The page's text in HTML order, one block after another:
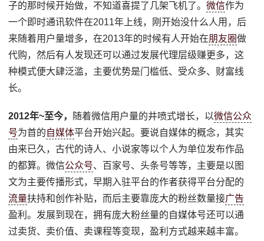
子的那时候开始做，不知道喜提了几架飞机了。微信作为
一个即时通讯软件在2011年上线，刚开始没什么人用，后
来随着用户量增多，在2013年的时候有人开始在朋友圈做
代购，然后有人发现还可以通过发展代理层级赚更多，这
种模式便大肆泛滥，主要优势是门槛低、受众多、财富线
长。
2012年~至今， 随着微信用户量的井喷式增长，以微信公众
号为首的自媒体平台开始兴起。要说自媒体的概念，其实
由来已久，古代的诗人、小说家等以个人为单位发布作品
的都算。微信公众号、百家号、头条号等等，主要是以图
文为主要传播形式，早期入驻平台的作者获得平台分配的
流量扶持和创作补贴，而后主要靠庞大的粉丝数量接广告
盈利。发展到现在，拥有庞大粉丝量的自媒体号还可以通
过卖货、卖价值、卖课程等变现，盈利方式越来越丰富。